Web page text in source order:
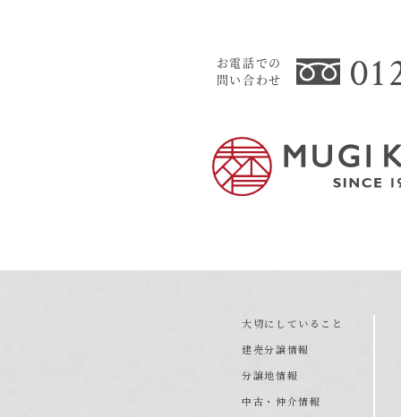
お電話での
問い合わせ
大切にしていること
建売分譲情報
分譲地情報
中古・仲介情報